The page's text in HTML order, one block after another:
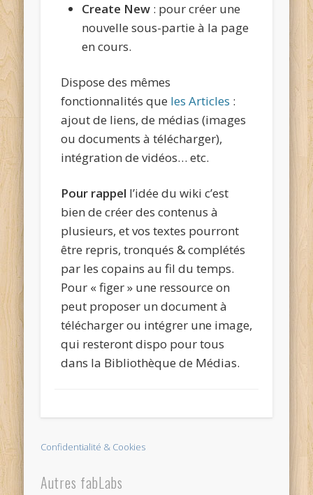
Create New: pour créer une
nouvelle sous-partie à la page
en cours.
Dispose des mêmes
fonctionnalités que les Articles :
ajout de liens, de médias (images
ou documents à télécharger),
intégration de vidéos… etc.
Pour rappel l’idée du wiki c’est
bien de créer des contenus à
plusieurs, et vos textes pourront
être repris, tronqués & complétés
par les copains au fil du temps.
Pour « figer » une ressource on
peut proposer un document à
télécharger ou intégrer une image,
qui resteront dispo pour tous
dans la Bibliothèque de Médias.
Confidentialité & Cookies
Autres fabLabs